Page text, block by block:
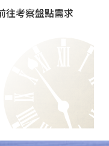
往考察盤點需求